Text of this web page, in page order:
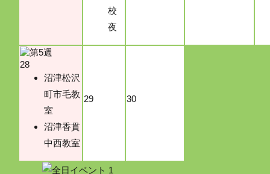
校
夜
28
沼津松沢
町市毛教
室
沼津香貫
中西教室
29 30